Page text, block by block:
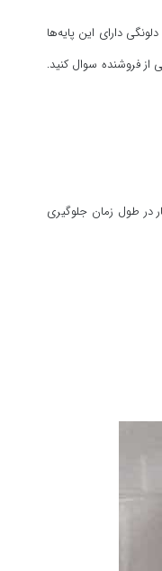
دارای این پایه‌ها
از فروشنده سوال کنید.
لوله‌های بخار در طول زمان جلوگیری